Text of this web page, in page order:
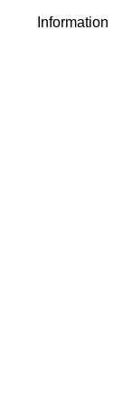
Information